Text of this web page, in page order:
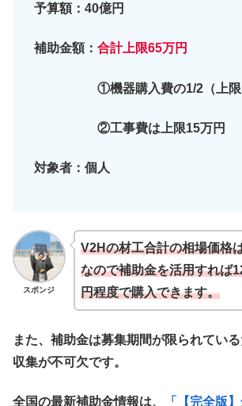
予算額：40億円
補助金額： 合計上限65万円
①機器購入費の1/2（上限
②工事費は上限15万円
対象者：個人
スポンジ
V2Hの材工合計の相場価格
なので補助金を活用すれば
円程度で購入できます。
また、補助金は募集期間が限られてい
収集が不可欠です。
全国の最新補助金情報は、 「【完全版